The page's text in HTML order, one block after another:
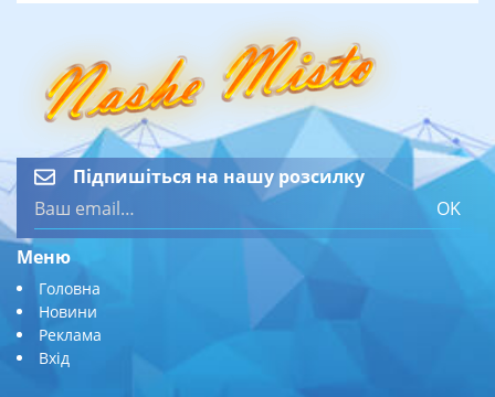
Підпишіться на нашу розсилку
OK
Меню
Головна
Новини
Реклама
Вхід